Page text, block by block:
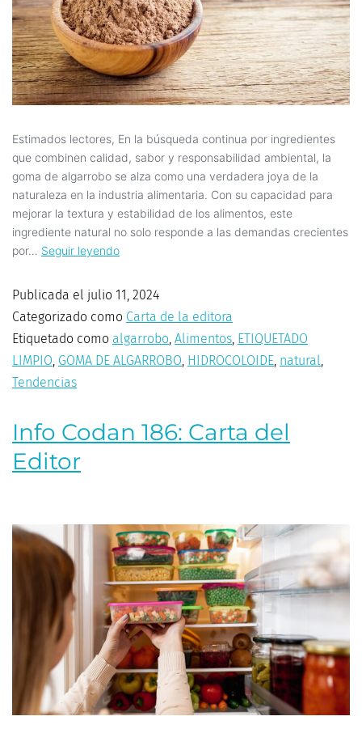
Estimados lectores, En la búsqueda continua por ingredientes
que combinen calidad, sabor y responsabilidad ambiental, la
goma de algarrobo se alza como una verdadera joya de la
naturaleza en la industria alimentaria. Con su capacidad para
mejorar la textura y estabilidad de los alimentos, este
ingrediente natural no solo responde a las demandas crecientes
por… Seguir leyendo
Publicada el julio 11, 2024
Categorizado como Carta de la editora
Etiquetado como algarrobo, Alimentos, ETIQUETADO
LIMPIO, GOMA DE ALGARROBO, HIDROCOLOIDE, natural,
Tendencias
Info Codan 186: Carta del
Editor